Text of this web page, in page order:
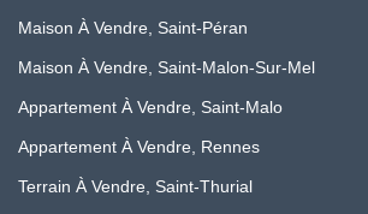
Maison À Vendre, Saint-Péran
Maison À Vendre, Saint-Malon-Sur-Mel
Appartement À Vendre, Saint-Malo
Appartement À Vendre, Rennes
Terrain À Vendre, Saint-Thurial